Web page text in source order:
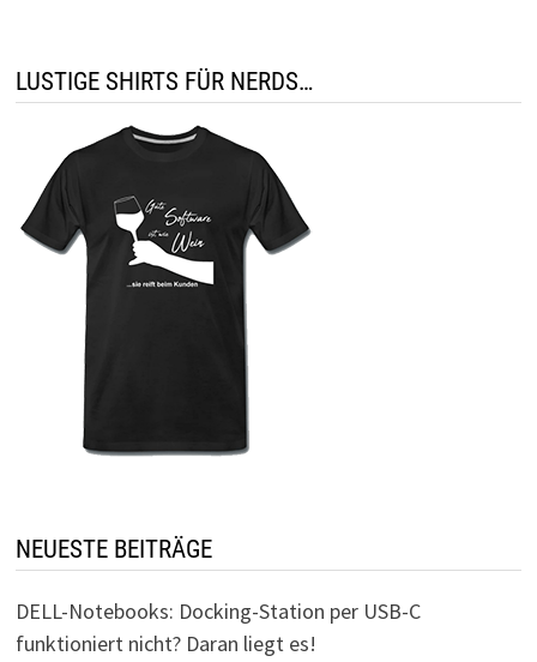
LUSTIGE SHIRTS FÜR NERDS…
NEUESTE BEITRÄGE
DELL-Notebooks: Docking-Station per USB-C
funktioniert nicht? Daran liegt es!